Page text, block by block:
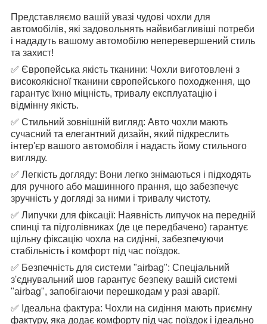
Представляємо вашій увазі чудові чохли для
автомобілів, які задовольнять найвибагливіші потреби
і нададуть вашому автомобілю неперевершений стиль
та захист!
✅ Європейська якість тканини: Чохли виготовлені з
високоякісної тканини європейського походження, що
гарантує їхню міцність, тривалу експлуатацію і
відмінну якість.
✅ Стильний зовнішній вигляд: Авто чохли мають
сучасний та елегантний дизайн, який підкреслить
інтер'єр вашого автомобіля і надасть йому стильного
вигляду.
✅ Легкість догляду: Вони легко знімаються і підходять
для ручного або машинного прання, що забезпечує
зручність у догляді за ними і тривалу чистоту.
✅ Липучки для фіксації: Наявність липучок на передній
спинці та підголівниках (де це передбачено) гарантує
щільну фіксацію чохла на сидінні, забезпечуючи
стабільність і комфорт під час поїздок.
✅ Безпечність для системи "airbag": Спеціальний
з'єднувальний шов гарантує безпеку вашій системі
"airbag", запобігаючи перешкодам у разі аварії.
✅ Ідеальна фактура: Чохли на сидіння мають приємну
фактуру, яка додає комфорту під час поїздок і ідеально